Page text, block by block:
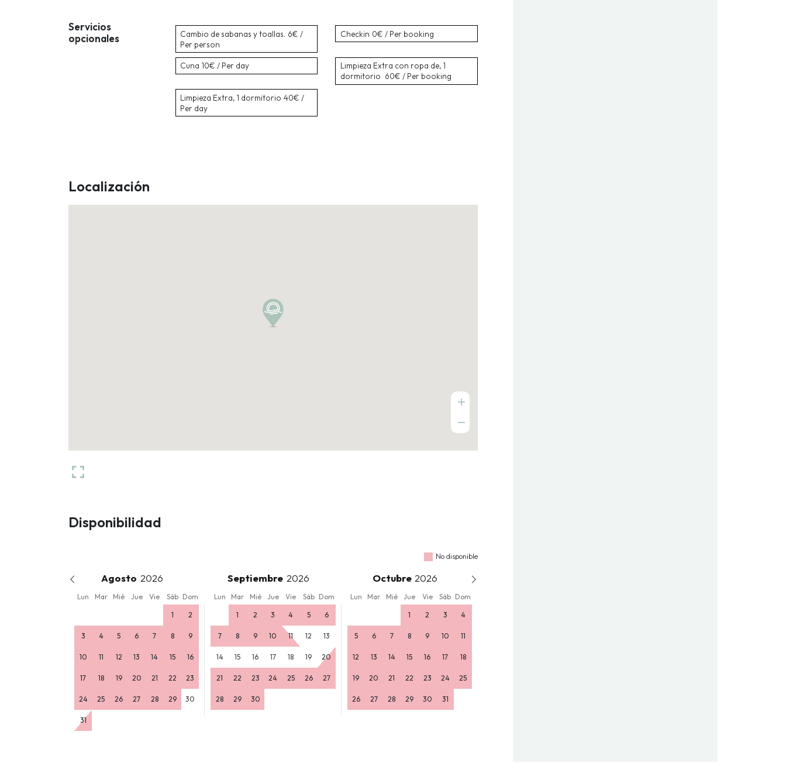
Servicios
opcionales
Cambio de sabanas y toallas. 6€ /
Per person
Checkin 0€ / Per booking
Cuna 10€ / Per day
Limpieza Extra con ropa de, 1
dormitorio 60€ / Per booking
Limpieza Extra, 1 dormitorio 40€ /
Per day
Localización
Disponibilidad
No disponible
Agosto Septiembre Octubre
Lun Mar Mié Jue Vie Sáb Dom Lun Mar Mié Jue Vie Sáb Dom Lun Mar Mié Jue Vie Sáb Dom
1 2
3 4 5 6 7 8 9
10 11 12 13 14 15 16
17 18 19 20 21 22 23
24 25 26 27 28 29 30
31
1 2 3 4 5 6
7 8 9 10 11 12 13
14 15 16 17 18 19 20
21 22 23 24 25 26 27
28 29 30
1 2 3 4
5 6 7 8 9 10 11
12 13 14 15 16 17 18
19 20 21 22 23 24 25
26 27 28 29 30 31